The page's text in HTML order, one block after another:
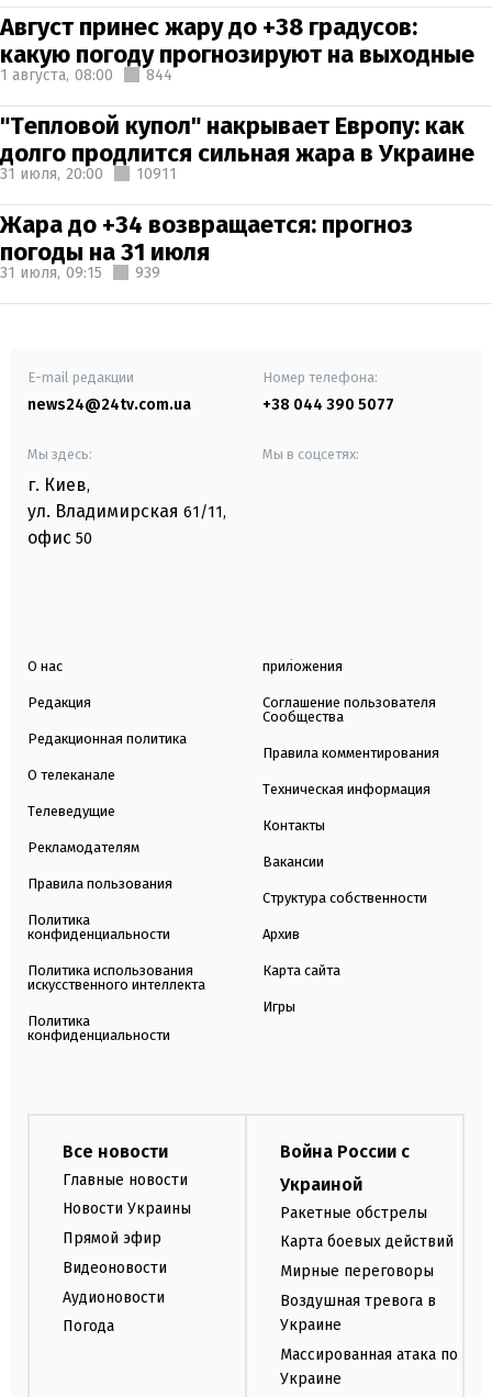
Август принес жару до +38 градусов:
какую погоду прогнозируют на выходные
1 августа, 08:00 844
"Тепловой купол" накрывает Европу: как
долго продлится сильная жара в Украине
31 июля, 20:00 10911
Жара до +34 возвращается: прогноз
погоды на 31 июля
31 июля, 09:15 939
E-mail редакции
news24@24tv.com.ua
Номер телефона:
+38 044 390 5077
Мы здесь:
г. Киев,
ул. Владимирская 61/11,
офис 50
Мы в соцсетях:
О нас
Редакция
Редакционная политика
О телеканале
Телеведущие
Рекламодателям
Правила пользования
Политика
конфиденциальности
Политика использования
искусственного интеллекта
Политика
конфиденциальности
приложения
Соглашение пользователя
Сообщества
Правила комментирования
Техническая информация
Контакты
Вакансии
Структура собственности
Архив
Карта сайта
Игры
Все новости
Главные новости
Новости Украины
Прямой эфир
Видеоновости
Аудионовости
Погода
Война России с
Украиной
Ракетные обстрелы
Карта боевых действий
Мирные переговоры
Воздушная тревога в
Украине
Массированная атака по
Украине